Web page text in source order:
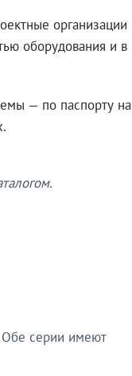
организации
оборудования и в
— по паспорту на
Обе серии имеют